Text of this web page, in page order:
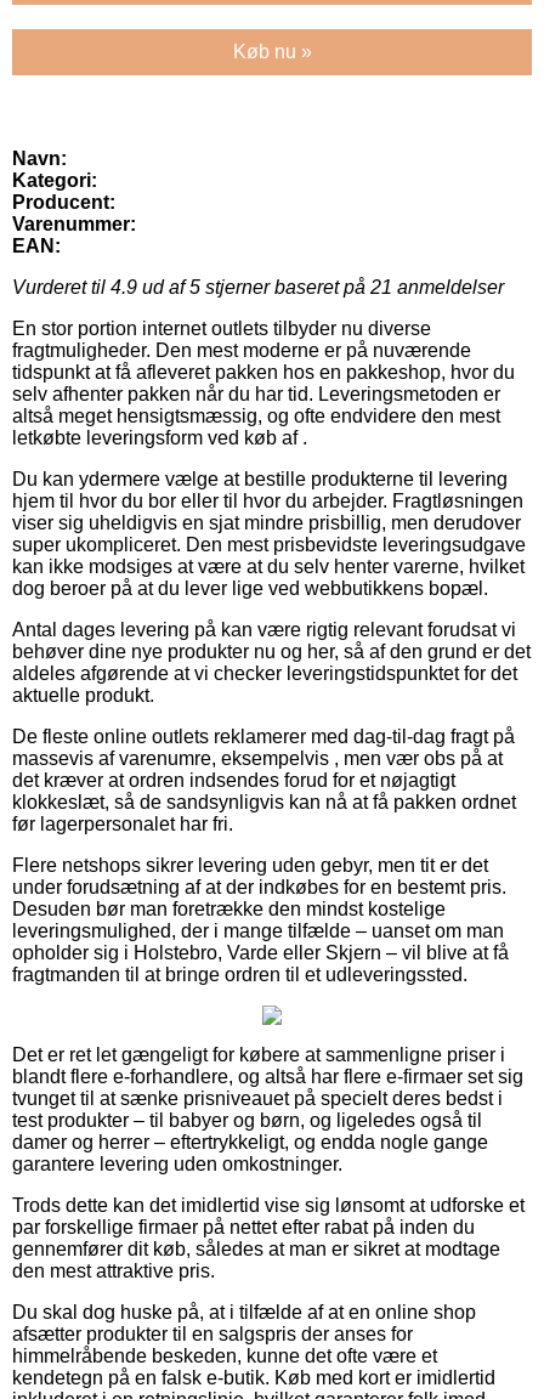
Køb nu »
Navn:
Kategori:
Producent:
Varenummer:
EAN:
Vurderet til 4.9 ud af 5 stjerner baseret på 21 anmeldelser
En stor portion internet outlets tilbyder nu diverse
fragtmuligheder. Den mest moderne er på nuværende
tidspunkt at få afleveret pakken hos en pakkeshop, hvor du
selv afhenter pakken når du har tid. Leveringsmetoden er
altså meget hensigtsmæssig, og ofte endvidere den mest
letkøbte leveringsform ved køb af .
Du kan ydermere vælge at bestille produkterne til levering
hjem til hvor du bor eller til hvor du arbejder. Fragtløsningen
viser sig uheldigvis en sjat mindre prisbillig, men derudover
super ukompliceret. Den mest prisbevidste leveringsudgave
kan ikke modsiges at være at du selv henter varerne, hvilket
dog beroer på at du lever lige ved webbutikkens bopæl.
Antal dages levering på kan være rigtig relevant forudsat vi
behøver dine nye produkter nu og her, så af den grund er det
aldeles afgørende at vi checker leveringstidspunktet for det
aktuelle produkt.
De fleste online outlets reklamerer med dag-til-dag fragt på
massevis af varenumre, eksempelvis , men vær obs på at
det kræver at ordren indsendes forud for et nøjagtigt
klokkeslæt, så de sandsynligvis kan nå at få pakken ordnet
før lagerpersonalet har fri.
Flere netshops sikrer levering uden gebyr, men tit er det
under forudsætning af at der indkøbes for en bestemt pris.
Desuden bør man foretrække den mindst kostelige
leveringsmulighed, der i mange tilfælde – uanset om man
opholder sig i Holstebro, Varde eller Skjern – vil blive at få
fragtmanden til at bringe ordren til et udleveringssted.
Det er ret let gængeligt for købere at sammenligne priser i
blandt flere e-forhandlere, og altså har flere e-firmaer set sig
tvunget til at sænke prisniveauet på specielt deres bedst i
test produkter – til babyer og børn, og ligeledes også til
damer og herrer – eftertrykkeligt, og endda nogle gange
garantere levering uden omkostninger.
Trods dette kan det imidlertid vise sig lønsomt at udforske et
par forskellige firmaer på nettet efter rabat på inden du
gennemfører dit køb, således at man er sikret at modtage
den mest attraktive pris.
Du skal dog huske på, at i tilfælde af at en online shop
afsætter produkter til en salgspris der anses for
himmelråbende beskeden, kunne det ofte være et
kendetegn på en falsk e-butik. Køb med kort er imidlertid